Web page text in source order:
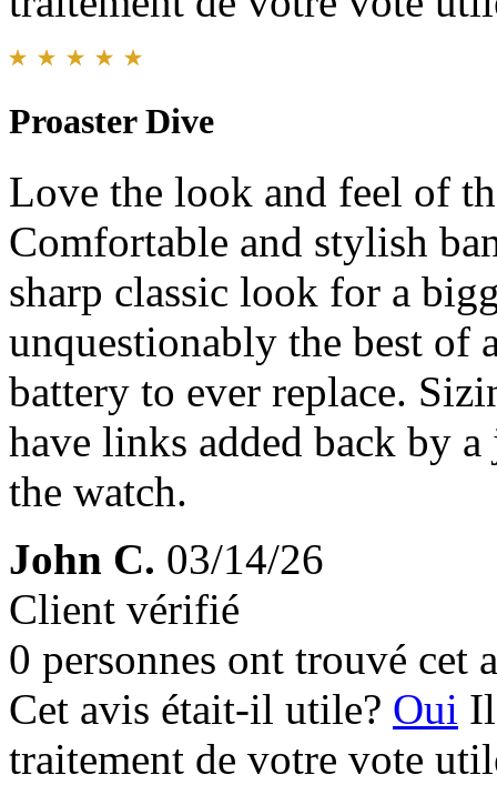
Proaster Dive
Love the look and feel of
Comfortable and stylish
sharp classic look for a
unquestionably the best of
battery to ever replace.
have links added back by
the watch.
John C. 03/14/26
Client vérifié
0 personnes ont trouvé cet
Cet avis était-il utile? Oui
traitement de votre vote